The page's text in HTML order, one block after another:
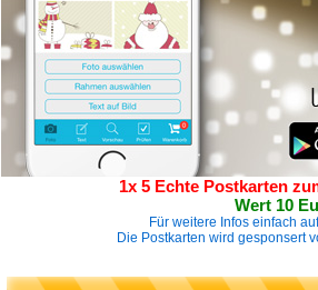
1x 5 Echte Postkarten
Wert 10
Für weitere Infos einfach
Die Postkarten wird gesponsert